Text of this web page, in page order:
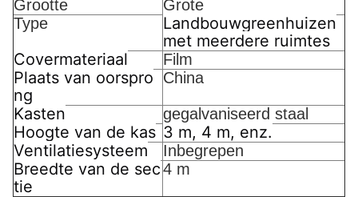
Grootte
Grote
Type
Landbouwgreenhuizen
met meerdere ruimtes
Covermateriaal
Film
Plaats van oorspro
ng
China
Kasten gegalvaniseerd staal
Hoogte van de kas 3 m, 4 m, enz.
Ventilatiesysteem
Inbegrepen
Breedte van de sec
tie
4 m